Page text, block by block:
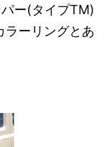
ー(タイプTM)
ラーリングとあ